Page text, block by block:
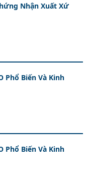
Nhận Xuất Xứ
Phổ Biến Và Kinh
Phổ Biến Và Kinh